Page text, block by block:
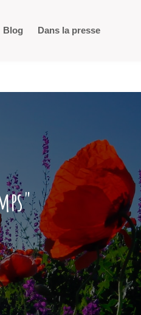
Blog Dans la presse